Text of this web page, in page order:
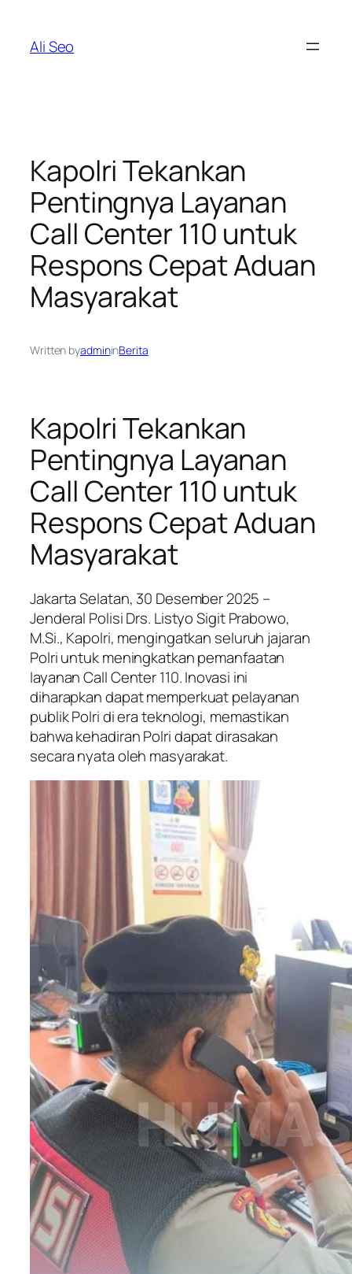
content
Ali Seo
Kapolri Tekankan
Pentingnya Layanan
Call Center 110 untuk
Respons Cepat Aduan
Masyarakat
Written byadmininBerita
Kapolri Tekankan
Pentingnya Layanan
Call Center 110 untuk
Respons Cepat Aduan
Masyarakat
Jakarta Selatan, 30 Desember 2025 –
Jenderal Polisi Drs. Listyo Sigit Prabowo,
M.Si., Kapolri, mengingatkan seluruh jajaran
Polri untuk meningkatkan pemanfaatan
layanan Call Center 110. Inovasi ini
diharapkan dapat memperkuat pelayanan
publik Polri di era teknologi, memastikan
bahwa kehadiran Polri dapat dirasakan
secara nyata oleh masyarakat.